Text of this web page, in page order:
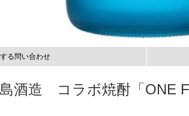
る問い合わせ
酒造 コラボ焼酎「ONE